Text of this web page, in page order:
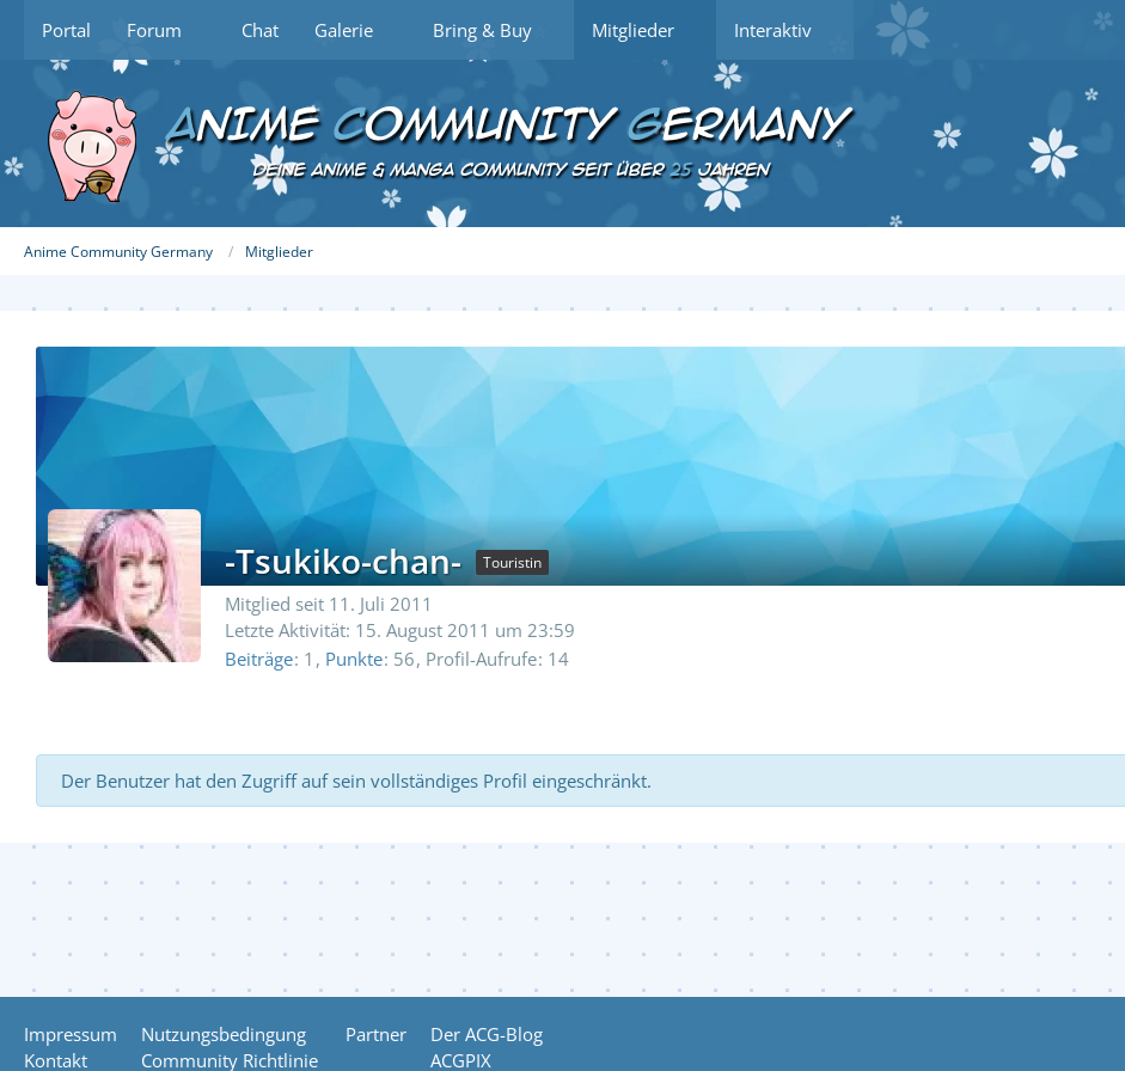
Portal Forum Chat Galerie Bring & Buy Mitglieder Interaktiv
Anime Community Germany Mitglieder
-Tsukiko-chan- Touristin
Mitglied seit 11. Juli 2011
Letzte Aktivität: 15. August 2011 um 23:59
Beiträge 1 Punkte 56 Profil-Aufrufe 14
Der Benutzer hat den Zugriff auf sein vollständiges Profil eingeschränkt.
Impressum
Kontakt
Nutzungsbedingung
Community Richtlinie
Partner
Der ACG-Blog
ACGPIX